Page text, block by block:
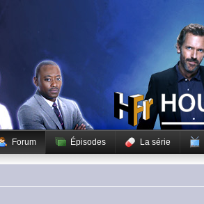
Forum Épisodes La série